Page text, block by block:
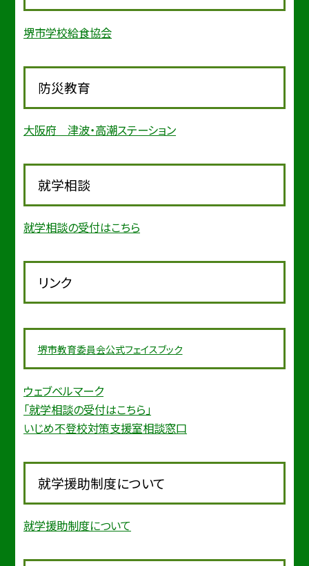
堺市学校給食協会
防災教育
大阪府 津波・高潮ステーション
就学相談
就学相談の受付はこちら
リンク
堺市教育委員会公式フェイスブック
ウェブベルマーク
「就学相談の受付はこちら」
いじめ不登校対策支援室相談窓口
就学援助制度について
就学援助制度について